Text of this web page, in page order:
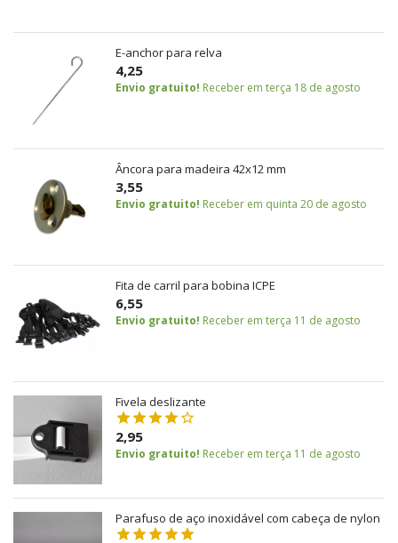
E-anchor para relva
4,25
Envio gratuito! Receber em terça 18 de agosto
Âncora para madeira 42x12 mm
3,55
Envio gratuito! Receber em quinta 20 de agosto
Fita de carril para bobina ICPE
6,55
Envio gratuito! Receber em terça 11 de agosto
Fivela deslizante
2,95
Envio gratuito! Receber em terça 11 de agosto
Parafuso de aço inoxidável com cabeça de nylon